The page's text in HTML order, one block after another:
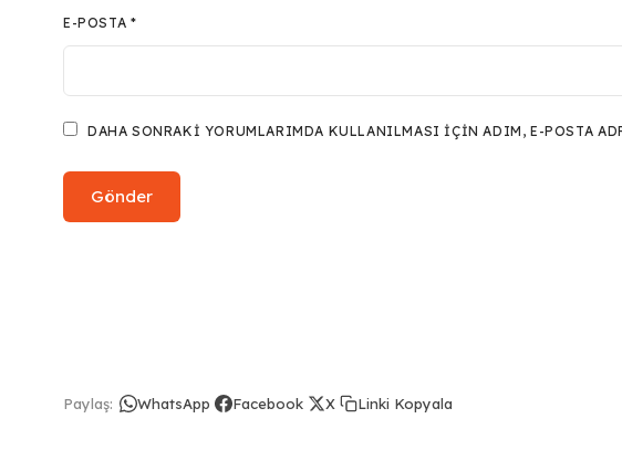
E-POSTA *
DAHA SONRAKI YORUMLARIMDA KULLANILMASI IÇIN ADIM, E-POSTA
Paylaş: WhatsApp Facebook X Linki Kopyala